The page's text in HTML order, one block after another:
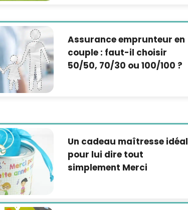
Assurance emprunteur en
couple : faut-il choisir
50/50, 70/30 ou 100/100 ?
Un cadeau maîtresse idéal
pour lui dire tout
simplement Merci